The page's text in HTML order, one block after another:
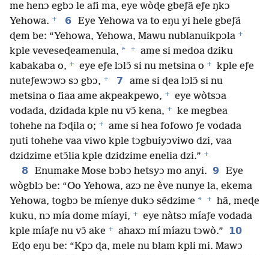
me henɔ egbɔ le afi ma, eye wòɖe gbeƒã eƒe ŋkɔ
Yehowa. + 6 Eye Yehowa va to eŋu yi hele gbeƒã
ɖem be: “Yehowa, Yehowa, Mawu nublanuikpɔla +
kple veveseɖeamenula, * +
ame si medoa dziku
kabakaba o, + eye eƒe lɔlɔ̃ si nu metsina o +
kple eƒe
nuteƒewɔwɔ sɔ gbɔ, + 7
ame si ɖea lɔlɔ̃ si nu
metsina o fiaa ame akpeakpewo, +
eye wòtsɔa
vodada, dzidada kple nu vɔ̃ kena, +
ke megbea
tohehe na fɔɖila o; +
ame si hea fofowo ƒe vodada
ŋuti tohehe vaa viwo kple tɔgbuiyɔviwo dzi, vaa
dzidzime etɔ̃lia kple dzidzime enelia dzi.” +
8 Enumake Mose bɔbɔ hetsyɔ mo anyi. 9
Eye
wògblɔ be: “Oo Yehowa, azɔ ne ève nunye la, ekema
Yehowa, togbɔ be míenye dukɔ sẽdzime * +
hã, meɖe
kuku, nɔ mía dome míayi, +
eye nàtsɔ míaƒe vodada
kple míaƒe nu vɔ̃ ake + ahaxɔ mí míazu tɔwò.” 10
Eɖo eŋu be: “Kpɔ ɖa, mele nu blam kpli mi. Mawɔ